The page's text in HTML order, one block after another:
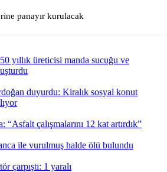
yıllık üreticisi manda sucuğu ve
duyurdu: Kiralık sosyal konut
çalışmalarını 12 kat artırdık”
ile vurulmuş halde ölü bulundu
çarpıştı: 1 yaralı
panayır kurulacak